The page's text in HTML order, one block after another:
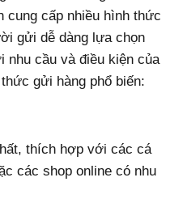
cung cấp nhiều hình thức
gửi dễ dàng lựa chọn
nhu cầu và điều kiện của
gửi hàng phổ biến:
thích hợp với các cá
các shop online có nhu